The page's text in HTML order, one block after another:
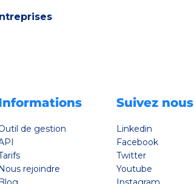
Ils
à
de gestion
rejoindre
Suivez nous
Linkedin
Facebook
Twitter
Youtube